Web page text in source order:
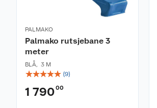
PALMAKO
Palmako rutsjebane 3
meter
BLÅ, 3 M
☆☆☆☆☆ (9)
1 79000